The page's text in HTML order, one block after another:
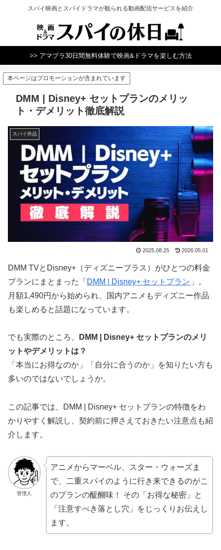
スパイ映画とスパイドラマが観られる動画配信サービスを紹介
>> アマプラ30日間無料体験で映画&ドラマを楽しむ方法
本ページはプロモーションが含まれています
DMM | Disney+ セットプランのメリッ
ト・デメリット徹底解説
スパイ作品
2025.08.25 2026.05.01
DMM TVとDisney+（ディズニープラス）がひとつの料金
プランにまとまった「 DMM | Disney+ セットプラン 」。
月額1,490円から始められ、国内アニメもディズニー作品
も楽しめると話題になっています。
でも実際のところ、
DMM | Disney+ セットプランのメリ
ットやデメリットは？
「本当にお得なのか」「自分に合うのか」を知りたい方も
多いのではないでしょうか。
この記事では、DMM | Disney+ セットプランの特徴をわ
かりやすく解説し、契約前に押さえておきたい注意点も紹
介します。
管理人
アニメからマーベル、スター・ウォーズま
で、二重スパイのように行き来できるのがこ
のプランの醍醐味！ その「お得な秘密」と
「注意すべき落とし穴」をじっくりお伝えし
ます。